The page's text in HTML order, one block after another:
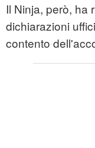
Il Ninja, però, ha
dichiarazioni
contento